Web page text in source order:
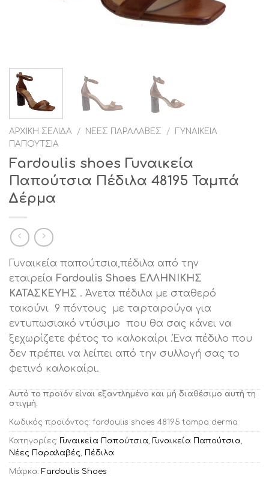
ΑΡΧΙΚΉ ΣΕΛΊΔΑ / ΝΈΕΣ ΠΑΡΑΛΑΒΈΣ /
ΓΥΝΑΙΚΕΊΑ
ΠΑΠΟΎΤΣΙΑ
Fardoulis shoes Γυναικεία
Παπούτσια Πέδιλα 48195 Ταμπά
Δέρμα
Γυναικεία παπούτσια,πέδιλα από την
εταιρεία Fardoulis Shoes ΕΛΛΗΝΙΚΗΣ
ΚΑΤΑΣΚΕΥΗΣ . Άνετα πέδιλα με σταθερό
τακούνι 9 πόντους με ταρταρούγα για
εντυπωσιακό ντύσιμο που θα σας κάνει να
ξεχωρίζετε φέτος το καλοκαίρι .Ένα πέδιλο που
δεν πρέπει να λείπει από την συλλογή σας το
φετινό καλοκαίρι.
Αυτό το προϊόν είναι εξαντλημένο και μή διαθέσιμο αυτή τη
στιγμή.
Κωδικός προϊόντος: fardoulis shoes 48195 tampa derma
Κατηγορίες: Γυναικεία Παπούτσια, Γυναικεία Παπούτσια,
Νέες Παραλαβές, Πέδιλα
Μάρκα: Fardoulis Shoes